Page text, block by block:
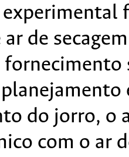
de
do jorro, o
com o ar